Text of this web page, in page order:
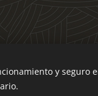
y seguro